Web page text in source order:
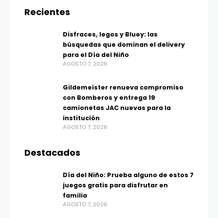
Recientes
Disfraces, legos y Bluey: las
búsquedas que dominan el delivery
para el Día del Niño
AGOSTO 7, 2026
Gildemeister renueva compromiso
con Bomberos y entrega 19
camionetas JAC nuevas para la
institución
AGOSTO 7, 2026
Destacados
Día del Niño: Prueba alguno de estos 7
juegos gratis para disfrutar en
familia
AGOSTO 7, 2026